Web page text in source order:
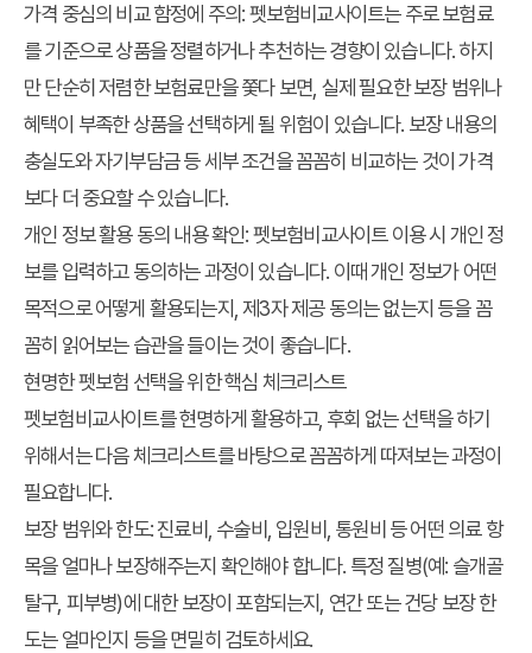
가격 중심의 비교 함정에 주의:펫보험비교사이트는 주로 보험료
를 기준으로 상품을 정렬하거나 추천하는 경향이 있습니다. 하지
만 단순히 저렴한 보험료만을 쫓다 보면, 실제 필요한 보장 범위나
혜택이 부족한 상품을 선택하게 될 위험이 있습니다. 보장 내용의
충실도와 자기부담금 등 세부 조건을 꼼꼼히 비교하는 것이 가격
보다 더 중요할 수 있습니다.
개인 정보 활용 동의 내용 확인:펫보험비교사이트 이용 시 개인 정
보를 입력하고 동의하는 과정이 있습니다. 이때 개인 정보가 어떤
목적으로 어떻게 활용되는지, 제3자 제공 동의는 없는지 등을 꼼
꼼히 읽어보는 습관을 들이는 것이 좋습니다.
현명한 펫보험 선택을 위한 핵심 체크리스트
펫보험비교사이트를 현명하게 활용하고, 후회 없는 선택을 하기
위해서는 다음 체크리스트를 바탕으로 꼼꼼하게 따져보는 과정이
필요합니다.
보장 범위와 한도:진료비, 수술비, 입원비, 통원비 등 어떤 의료 항
목을 얼마나 보장해주는지 확인해야 합니다. 특정 질병(예: 슬개골
탈구, 피부병)에 대한 보장이 포함되는지, 연간 또는 건당 보장 한
도는 얼마인지 등을 면밀히 검토하세요.